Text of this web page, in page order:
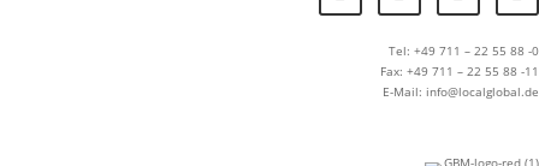
Tel: +49 711 – 22 55 88 -0
Fax: +49 711 – 22 55 88 -11
E-Mail: info@localglobal.de